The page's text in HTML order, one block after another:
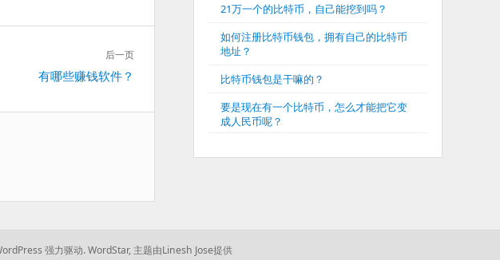
后一页
有哪些赚钱软件？
21万一个的比特币，自己能挖到吗？
如何注册比特币钱包，拥有自己的比特币
地址？
比特币钱包是干嘛的？
要是现在有一个比特币，怎么才能把它变
成人民币呢？
强力驱动. WordStar, 主题由Linesh Jose提供